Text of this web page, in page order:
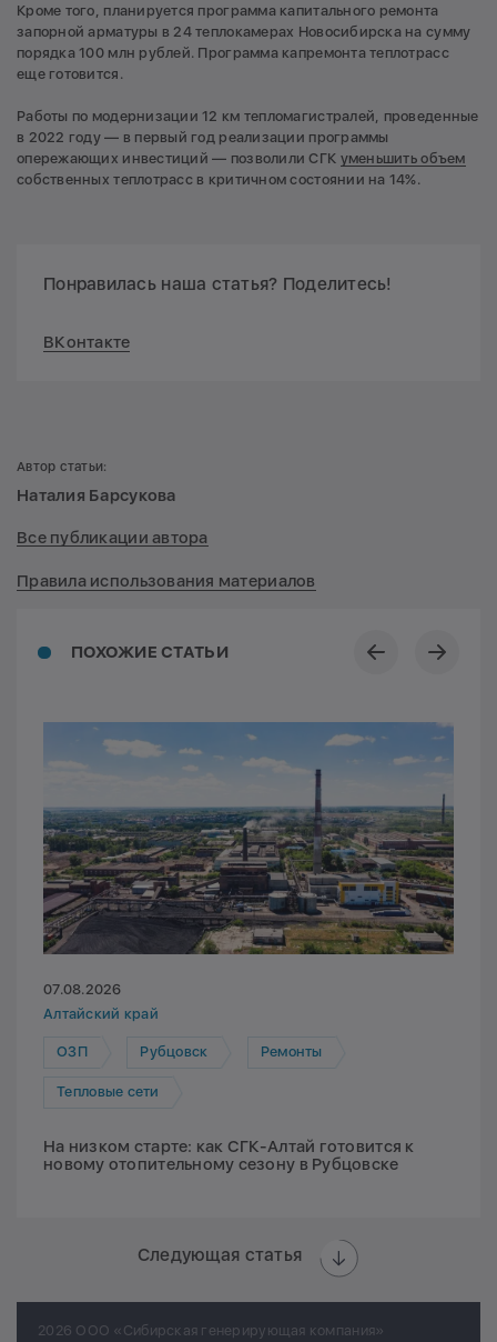
Кроме того, планируется программа капитального ремонта
запорной арматуры в 24 теплокамерах Новосибирска на сумму
порядка 100 млн рублей. Программа капремонта теплотрасс
еще готовится.
Работы по модернизации 12 км тепломагистралей, проведенные
в 2022 году — в первый год реализации программы
опережающих инвестиций — позволили СГК уменьшить объем
собственных теплотрасс в критичном состоянии на 14%.
Понравилась наша статья? Поделитесь!
ВКонтакте
ПОХОЖИЕ СТАТЬИ
07.08.2026
Алтайский край
ОЗП Рубцовск Ремонты
Тепловые сети
На низком старте: как СГК-Алтай готовится к
новому отопительному сезону в Рубцовске
Следующая статья
Автор статьи:
Наталия Барсукова
Все публикации автора
Правила использования материалов
2026 ООО «Сибирская генерирующая компания»